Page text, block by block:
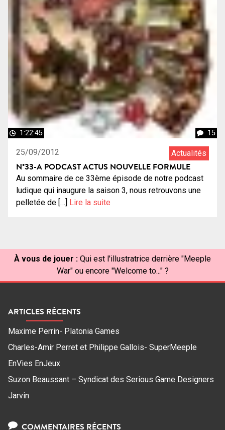
1:22:45 15
25/09/2012 Actualités
N°33-A PODCAST ACTUS NOUVELLE FORMULE
Au sommaire de ce 33ème épisode de notre podcast
ludique qui inaugure la saison 3, nous retrouvons une
pelletée de […] Lire la suite
À vous de jouer : Qui est l'illustratrice derrière "Meeple
War" ou encore "Welcome to..." ?
ARTICLES RÉCENTS
Maxime Perrin- Platonia Games
Charles-Amir Perret et Philippe Gallois- SuperMeeple
EnVies EnJeux
Suzon Beaussant – Syndicat des Serious Game Designers
Jarvin
COMMENTAIRES RÉCENTS